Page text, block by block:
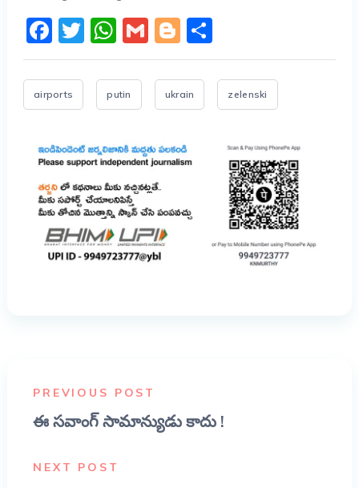
Facebook
Twitter
WhatsApp
GmailBlogger
Share
airports putin ukrain zelenski
PREVIOUS POST
ఈ సవాంగ్ సామాన్యుడు కాదు !
NEXT POST